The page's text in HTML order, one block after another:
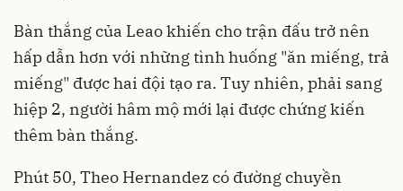
Bàn thắng của Leao khiến cho trận đấu trở nên
hấp dẫn hơn với những tình huống "ăn miếng, trả
miếng" được hai đội tạo ra. Tuy nhiên, phải sang
hiệp 2, người hâm mộ mới lại được chứng kiến
thêm bàn thắng.
Phút 50, Theo Hernandez có đường chuyền